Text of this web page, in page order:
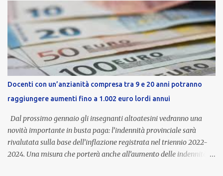
Docenti con un’anzianità compresa tra 9 e 20 anni potranno
raggiungere aumenti fino a 1.002 euro lordi annui
Dal prossimo gennaio gli insegnanti altoatesini vedranno una
novità importante in busta paga: l’indennità provinciale sarà
rivalutata sulla base dell’inflazione registrata nel triennio 2022-
2024. Una misura che porterà anche all’aumento delle indennità di